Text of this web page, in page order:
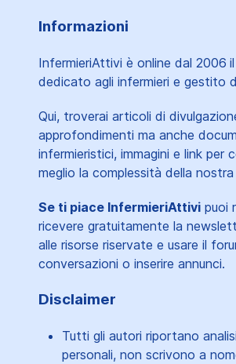
Informazioni
InfermieriAttivi è online dal 2006
dedicato agli infermieri e gestito
Qui, troverai articoli di
approfondimenti ma anche
infermieristici, immagini e link per
meglio la complessità della
Se ti piace InfermieriAttivi puoi
ricevere gratuitamente la
alle risorse riservate e usare il
conversazioni o inserire annunci.
Disclaimer
Tutti gli autori riportano
personali, non scrivono a